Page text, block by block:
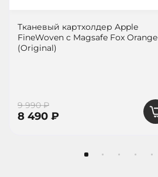
Тканевый картхолдер Apple
FineWoven с Magsafe Fox Orange
(Original)
9 990 ₽
8 490 ₽